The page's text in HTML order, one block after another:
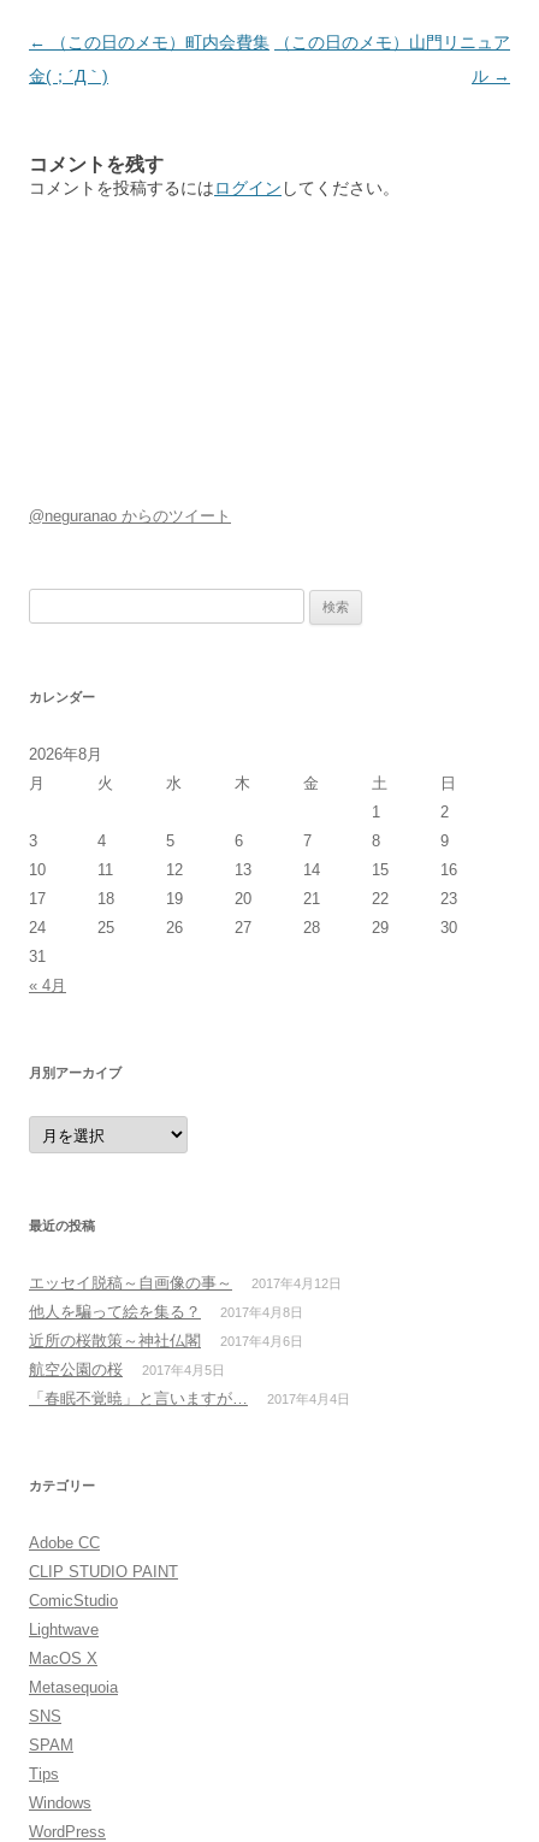
投
稿
ゲ
←
（この日のメモ）町内会費集
金(；´Д｀)
（この日のメモ）山門リニュア
ル →
コメントを残す
コメントを投稿するにはログイン してください。
@neguranao からのツイート
カレンダー
2026年8月
月
火 水 木 金 土
日
1
2
3
4 5 6 7 8
9
10
11 12 13 14 15
16
17
18 19 20 21 22
23
24
25 26 27 28 29
30
31
« 4月
月別アーカイブ
月
別
ア
ブ
最近の投稿
エッセイ脱稿～自画像の事～ 2017年4月12日
他人を騙って絵を集る？ 2017年4月8日
近所の桜散策～神社仏閣 2017年4月6日
航空公園の桜 2017年4月5日
「春眠不覚暁」と言いますが… 2017年4月4日
カテゴリー
Adobe CC
CLIP STUDIO PAINT
ComicStudio
Lightwave
MacOS X
Metasequoia
SNS
SPAM
Tips
Windows
WordPress